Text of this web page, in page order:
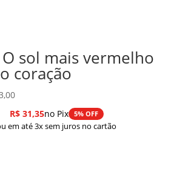
sol mais vermelho
coração
Faixa
de
preço:
R$31,35no Pix 5% OFF
em até 3x sem juros no cartão